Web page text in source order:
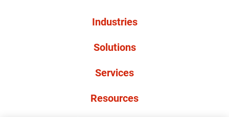
Industries
Solutions
Services
Resources